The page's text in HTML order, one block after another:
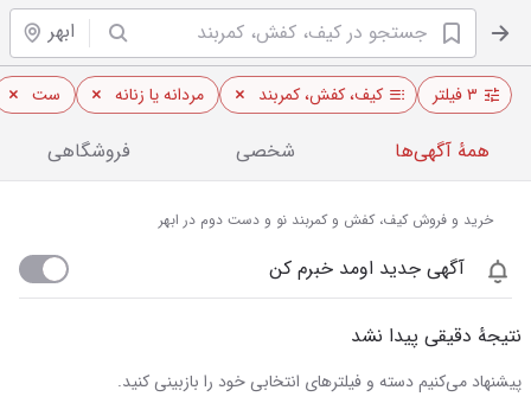
ابهر
۳ فیلتر کیف، کفش، کمربند مردانه یا زنانه ست
همهٔ آگهی‌ها شخصی فروشگاهی
خرید و فروش کیف، کفش و کمربند نو و دست دوم در ابهر
آگهی جدید اومد خبرم کن
نتیجهٔ دقیقی پیدا نشد
پیشنهاد می‌کنیم دسته و فیلترهای انتخابی خود را بازبینی کنید.